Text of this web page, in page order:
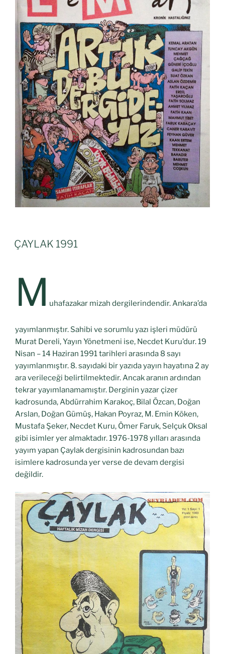
ÇAYLAK 1991
M uhafazakar mizah dergilerindendir. Ankara’da
yayımlanmıştır. Sahibi ve sorumlu yazı işleri müdürü
Murat Dereli, Yayın Yönetmeni ise, Necdet Kuru’dur. 19
Nisan – 14 Haziran 1991 tarihleri arasında 8 sayı
yayımlanmıştır. 8. sayıdaki bir yazıda yayın hayatına 2 ay
ara verileceği belirtilmektedir. Ancak aranın ardından
tekrar yayımlanamamıştır. Derginin yazar çizer
kadrosunda, Abdürrahim Karakoç, Bilal Özcan, Doğan
Arslan, Doğan Gümüş, Hakan Poyraz, M. Emin Köken,
Mustafa Şeker, Necdet Kuru, Ömer Faruk, Selçuk Oksal
gibi isimler yer almaktadır. 1976-1978 yılları arasında
yayım yapan Çaylak dergisinin kadrosundan bazı
isimlere kadrosunda yer verse de devam dergisi
değildir.